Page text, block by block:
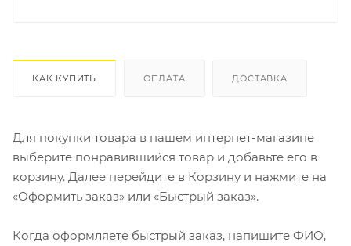
КАК КУПИТЬ ОПЛАТА ДОСТАВКА
Для покупки товара в нашем интернет-магазине
выберите понравившийся товар и добавьте его в
корзину. Далее перейдите в Корзину и нажмите на
«Оформить заказ» или «Быстрый заказ».
Когда оформляете быстрый заказ, напишите ФИО,